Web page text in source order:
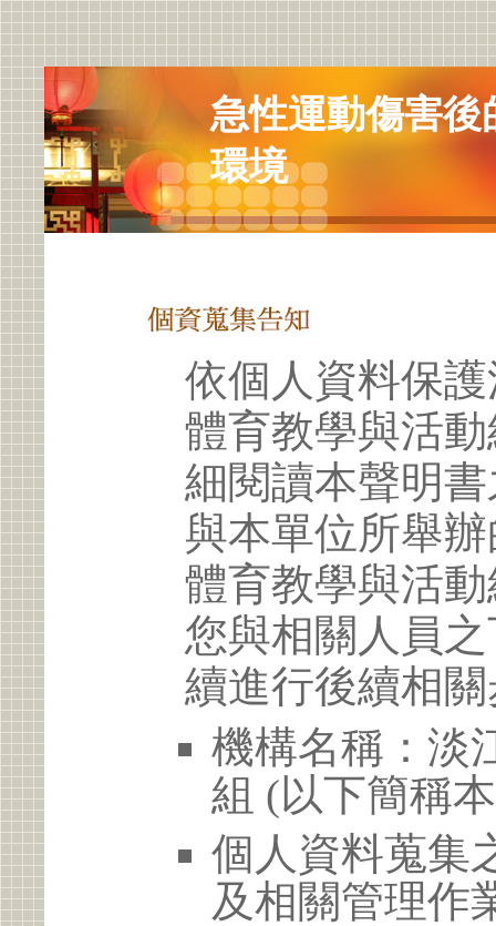
急性運動傷害
環境
依個人資料保
體育教學與活
細閱讀本聲明
與本單位所舉
體育教學與活
您與相關人員
續進行後續相
機構名稱：淡
組 (以下簡稱
個人資料蒐集
及相關管理作